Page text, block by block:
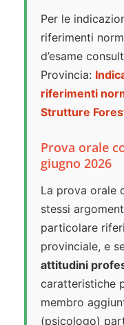
Per le
riferimenti
d’esame
Provincia:
riferimenti
Strutture
Prova orale
giugno 2026
La prova orale
stessi
particolare
provinciale, e
attitudini
caratteristiche
membro
(psicologo)